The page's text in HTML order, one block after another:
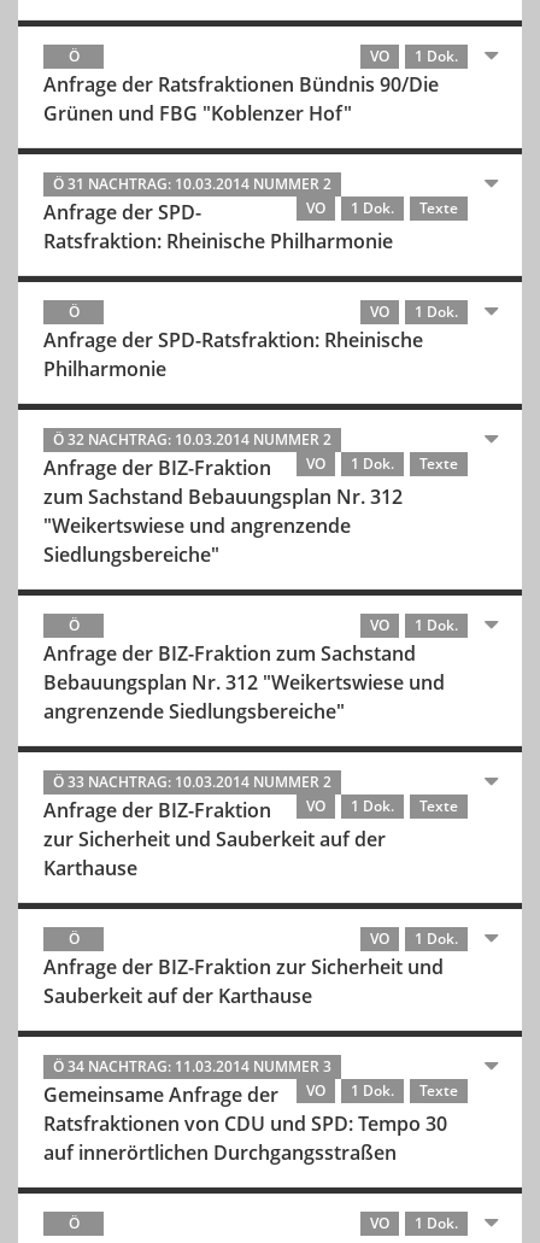
Ö VO 1 Dok.
Anfrage der Ratsfraktionen Bündnis 90/Die
Grünen und FBG "Koblenzer Hof"
Ö 31 NACHTRAG: 10.03.2014 NUMMER 2
VO
1 Dok. Texte
Anfrage der SPD-
Ratsfraktion: Rheinische Philharmonie
Ö VO 1 Dok.
Anfrage der SPD-Ratsfraktion: Rheinische
Philharmonie
Ö 32 NACHTRAG: 10.03.2014 NUMMER 2
VO
1 Dok. Texte
Anfrage der BIZ-Fraktion
zum Sachstand Bebauungsplan Nr. 312
"Weikertswiese und angrenzende
Siedlungsbereiche"
Ö VO 1 Dok.
Anfrage der BIZ-Fraktion zum Sachstand
Bebauungsplan Nr. 312 "Weikertswiese und
angrenzende Siedlungsbereiche"
Ö 33 NACHTRAG: 10.03.2014 NUMMER 2
VO
1 Dok. Texte
Anfrage der BIZ-Fraktion
zur Sicherheit und Sauberkeit auf der
Karthause
Ö VO 1 Dok.
Anfrage der BIZ-Fraktion zur Sicherheit und
Sauberkeit auf der Karthause
Ö 34 NACHTRAG: 11.03.2014 NUMMER 3
VO
1 Dok. Texte
Gemeinsame Anfrage der
Ratsfraktionen von CDU und SPD: Tempo 30
auf innerörtlichen Durchgangsstraßen
Ö VO 1 Dok.